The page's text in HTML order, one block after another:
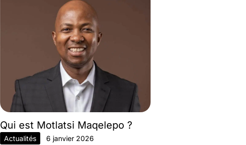
Qui est Motlatsi Maqelepo ?
Actualités 6 janvier 2026